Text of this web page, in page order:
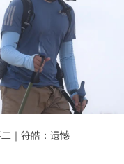
｜符皓：遗憾